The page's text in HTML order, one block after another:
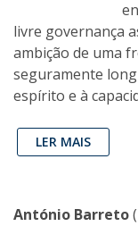
livre governança
ambição de uma
seguramente
espírito e à
LER MAIS
António Barreto